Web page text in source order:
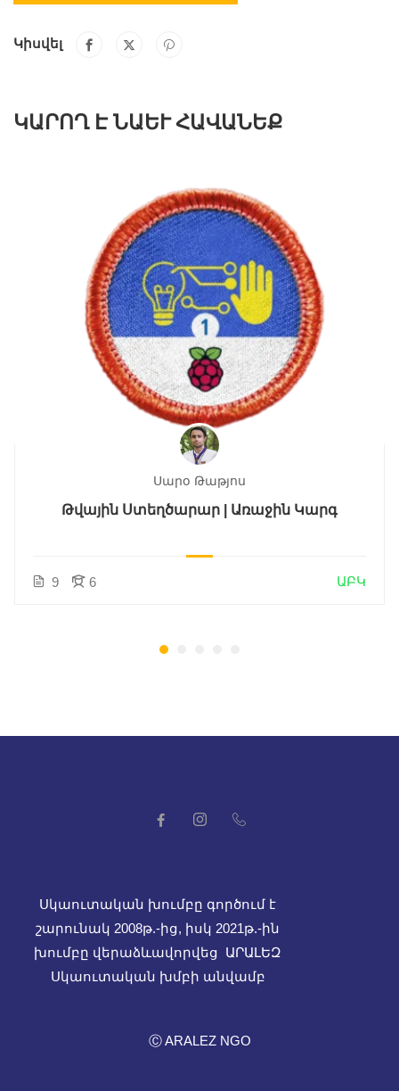
Կիսվել
ԿԱՐՈՂ Է ՆԱԵՒ ՀԱՎԱՆԵՔ
Սարօ Թաթյոս
Թվային Ստեղծարար | Առաջին Կարգ
9 6 ԱԲԿ
Սկաուտական խումբը գործում է
շարունակ 2008թ.-ից, իսկ 2021թ.-ին
խումբը վերաձևավորվեց ԱՐԱԼԵԶ
Սկաուտական խմբի անվամբ
Ⓒ ARALEZ NGO